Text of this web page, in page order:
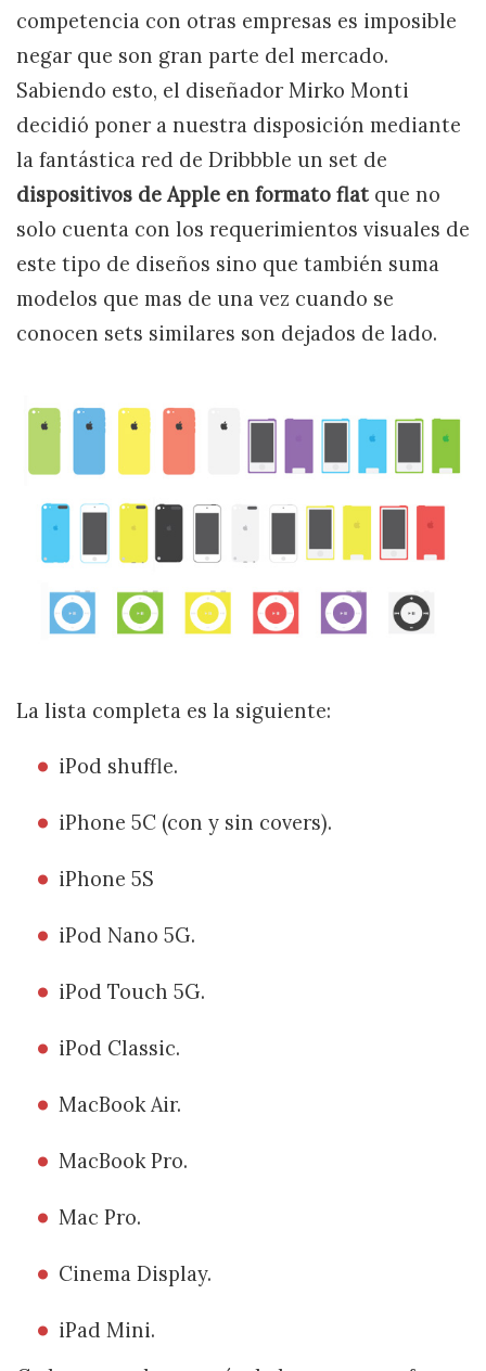
competencia con otras empresas es imposible
negar que son gran parte del mercado.
Sabiendo esto, el diseñador Mirko Monti
decidió poner a nuestra disposición mediante
la fantástica red de Dribbble un set de
dispositivos de Apple en formato flat que no
solo cuenta con los requerimientos visuales de
este tipo de diseños sino que también suma
modelos que mas de una vez cuando se
conocen sets similares son dejados de lado.
La lista completa es la siguiente:
iPod shuffle.
iPhone 5C (con y sin covers).
iPhone 5S
iPod Nano 5G.
iPod Touch 5G.
iPod Classic.
MacBook Air.
MacBook Pro.
Mac Pro.
Cinema Display.
iPad Mini.